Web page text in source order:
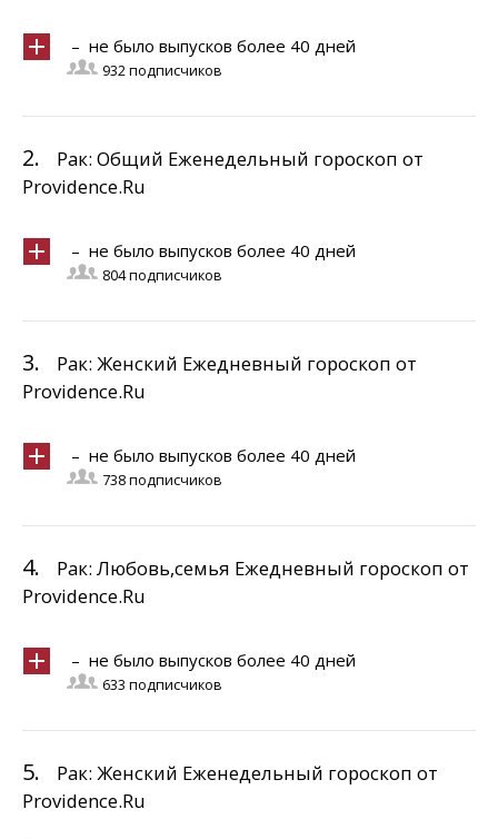
– не было выпусков более 40 дней
932 подписчиков
2.
Рак: Общий Еженедельный гороскоп от
Providence.Ru
– не было выпусков более 40 дней
804 подписчиков
3.
Рак: Женский Ежедневный гороскоп от
Providence.Ru
– не было выпусков более 40 дней
738 подписчиков
4.
Рак: Любовь,семья Ежедневный гороскоп от
Providence.Ru
– не было выпусков более 40 дней
633 подписчиков
5.
Рак: Женский Еженедельный гороскоп от
Providence.Ru